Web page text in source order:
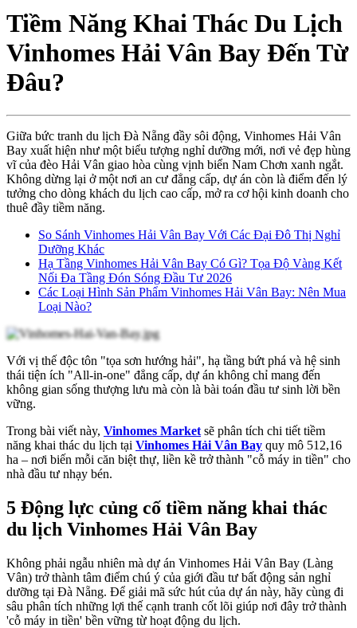
Tiềm Năng Khai Thác Du Lịch
Vinhomes Hải Vân Bay Đến Từ
Đâu?
Giữa bức tranh du lịch Đà Nẵng đầy sôi động, Vinhomes Hải Vân
Bay xuất hiện như một biểu tượng nghỉ dưỡng mới, nơi vẻ đẹp hùng
vĩ của đèo Hải Vân giao hòa cùng vịnh biển Nam Chơn xanh ngắt.
Không dừng lại ở một nơi an cư đẳng cấp, dự án còn là điểm đến lý
tưởng cho dòng khách du lịch cao cấp, mở ra cơ hội kinh doanh cho
thuê đầy tiềm năng.
So Sánh Vinhomes Hải Vân Bay Với Các Đại Đô Thị Nghỉ
Dưỡng Khác
Hạ Tầng Vinhomes Hải Vân Bay Có Gì? Tọa Độ Vàng Kết
Nối Đa Tầng Đón Sóng Đầu Tư 2026
Các Loại Hình Sản Phẩm Vinhomes Hải Vân Bay: Nên Mua
Loại Nào?
Với vị thế độc tôn "tọa sơn hướng hải", hạ tầng bứt phá và hệ sinh
thái tiện ích "All-in-one" đẳng cấp, dự án không chỉ mang đến
không gian sống thượng lưu mà còn là bài toán đầu tư sinh lời bền
vững.
Trong bài viết này, Vinhomes Market sẽ phân tích chi tiết tiềm
năng khai thác du lịch tại Vinhomes Hải Vân Bay quy mô 512,16
ha – nơi biến mỗi căn biệt thự, liền kề trở thành "cỗ máy in tiền" cho
nhà đầu tư nhạy bén.
5 Động lực củng cố tiềm năng khai thác
du lịch Vinhomes Hải Vân Bay
Không phải ngẫu nhiên mà dự án Vinhomes Hải Vân Bay (Làng
Vân) trở thành tâm điểm chú ý của giới đầu tư bất động sản nghỉ
dưỡng tại Đà Nẵng. Để giải mã sức hút của dự án này, hãy cùng đi
sâu phân tích những lợi thế cạnh tranh cốt lõi giúp nơi đây trở thành
'cỗ máy in tiền' bền vững từ hoạt động du lịch.